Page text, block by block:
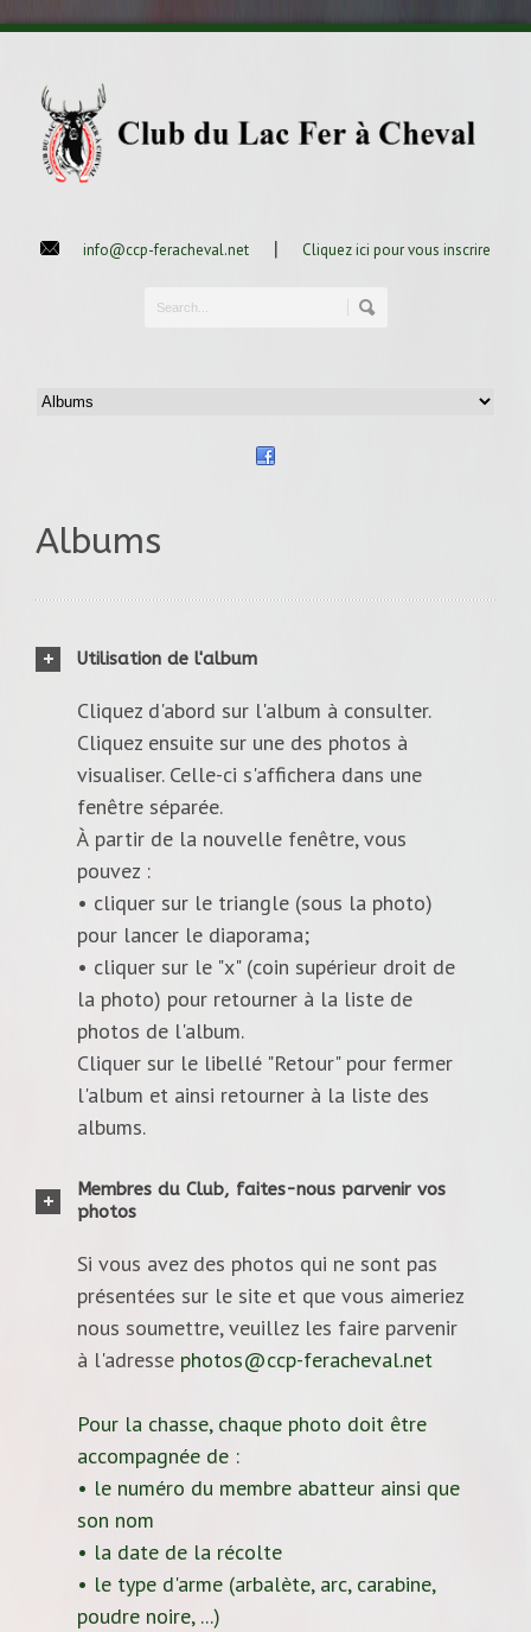
info@ccp-feracheval.net | Cliquez ici pour vous inscrire
Albums
Utilisation de l'album
Cliquez d'abord sur l'album à consulter.
Cliquez ensuite sur une des photos à
visualiser. Celle-ci s'affichera dans une
fenêtre séparée.
À partir de la nouvelle fenêtre, vous
pouvez :
• cliquer sur le triangle (sous la photo)
pour lancer le diaporama;
• cliquer sur le "x" (coin supérieur droit de
la photo) pour retourner à la liste de
photos de l'album.
Cliquer sur le libellé "Retour" pour fermer
l'album et ainsi retourner à la liste des
albums.
Membres du Club, faites-nous parvenir vos
photos
Si vous avez des photos qui ne sont pas
présentées sur le site et que vous aimeriez
nous soumettre, veuillez les faire parvenir
à l'adresse photos@ccp-feracheval.net
Pour la chasse, chaque photo doit être
accompagnée de :
• le numéro du membre abatteur ainsi que
son nom
• la date de la récolte
• le type d'arme (arbalète, arc, carabine,
poudre noire, ...)